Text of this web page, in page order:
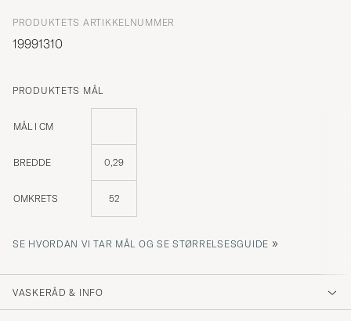
PRODUKTETS ARTIKKELNUMMER
19991310
PRODUKTETS MÅL
MÅL I CM
BREDDE 0,29
OMKRETS 52
SE HVORDAN VI TAR MÅL OG SE STØRRELSESGUIDE »
VASKERÅD & INFO